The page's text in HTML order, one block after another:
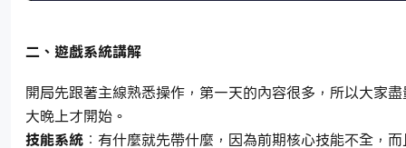
二、遊戲系統講解
開局先跟著主線熟悉操作，第一天的內容很多，所以大家
大晚上才開始。
技能系統 ：有什麼就先帶什麼，因為前期核心技能不全，